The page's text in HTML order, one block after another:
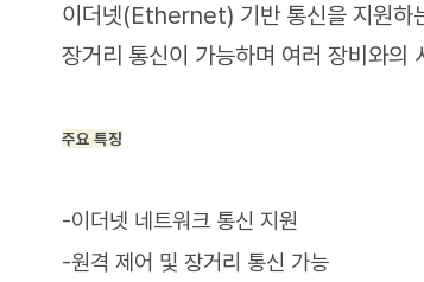
이더넷(Ethernet) 기반 통신을 지원하
장거리 통신이 가능하며 여러 장비와
주요 특징
-이더넷 네트워크 통신 지원
-원격 제어 및 장거리 통신 가능